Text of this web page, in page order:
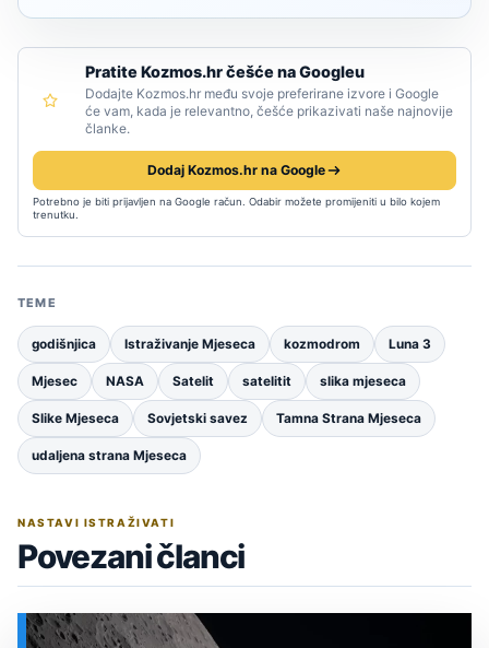
Pratite Kozmos.hr češće na Googleu
Dodajte Kozmos.hr među svoje preferirane izvore i Google
će vam, kada je relevantno, češće prikazivati naše najnovije
članke.
Dodaj Kozmos.hr na Google
Potrebno je biti prijavljen na Google račun. Odabir možete promijeniti u bilo kojem
trenutku.
TEME
godišnjica Istraživanje Mjeseca kozmodrom Luna 3
Mjesec NASA Satelit satelitit slika mjeseca
Slike Mjeseca Sovjetski savez Tamna Strana Mjeseca
udaljena strana Mjeseca
NASTAVI ISTRAŽIVATI
Povezani članci